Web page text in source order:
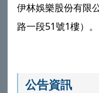
伊林娛樂股份有限
路一段51號1樓）。
公告資訊